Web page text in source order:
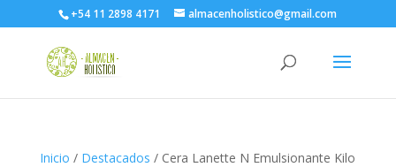
+54 11 2898 4171 almacenholistico@gmail.com
Inicio / Destacados / Cera Lanette N Emulsionante Kilo